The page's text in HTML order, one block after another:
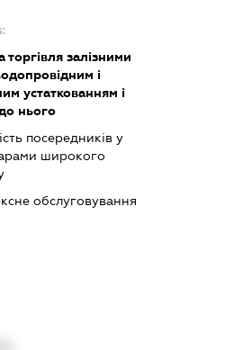
торгівля залізними
і
устаткованням і
нього
посередників у
широкого
обслуговування